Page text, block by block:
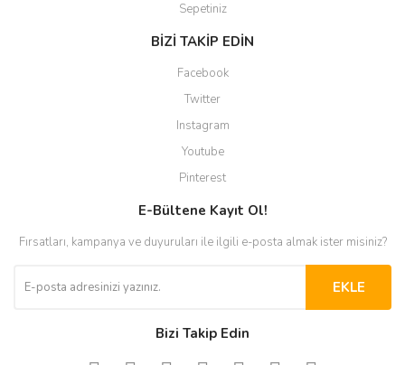
Sepetiniz
BİZİ TAKİP EDİN
Facebook
Twitter
Instagram
Youtube
Pinterest
E-Bültene Kayıt Ol!
Fırsatları, kampanya ve duyuruları ile ilgili e-posta almak ister misiniz?
EKLE
Bizi Takip Edin